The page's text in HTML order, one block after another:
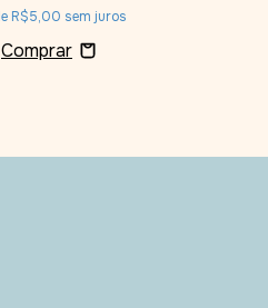
R$5,00 sem juros